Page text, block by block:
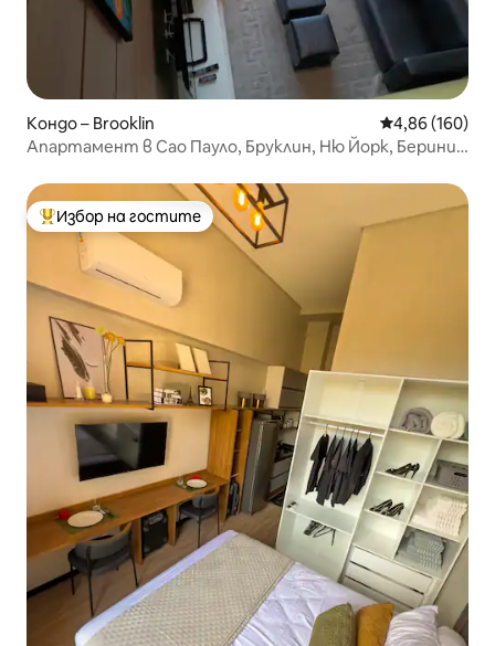
Кондо – Brooklin Средна
4,86 (160)
Апартамент в Сао Пауло, Бруклин, Ню Йорк, Берини,
Най-популярен избор на гостите
Избор на гостите